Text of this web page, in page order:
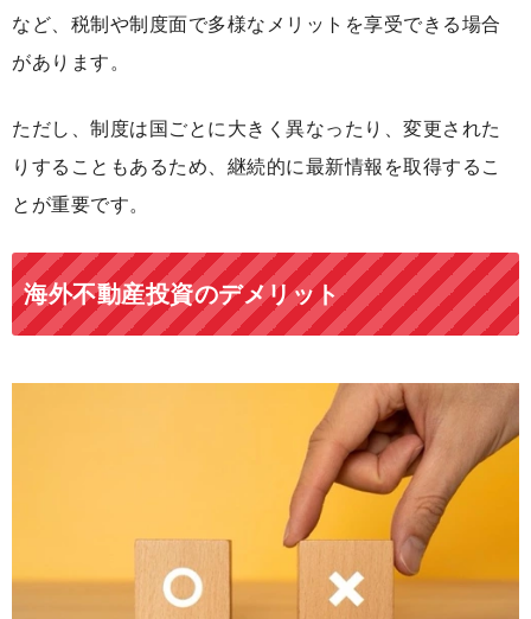
など、税制や制度面で多様なメリットを享受できる場合
があります。
ただし、制度は国ごとに大きく異なったり、変更された
りすることもあるため、継続的に最新情報を取得するこ
とが重要です。
海外不動産投資のデメリット